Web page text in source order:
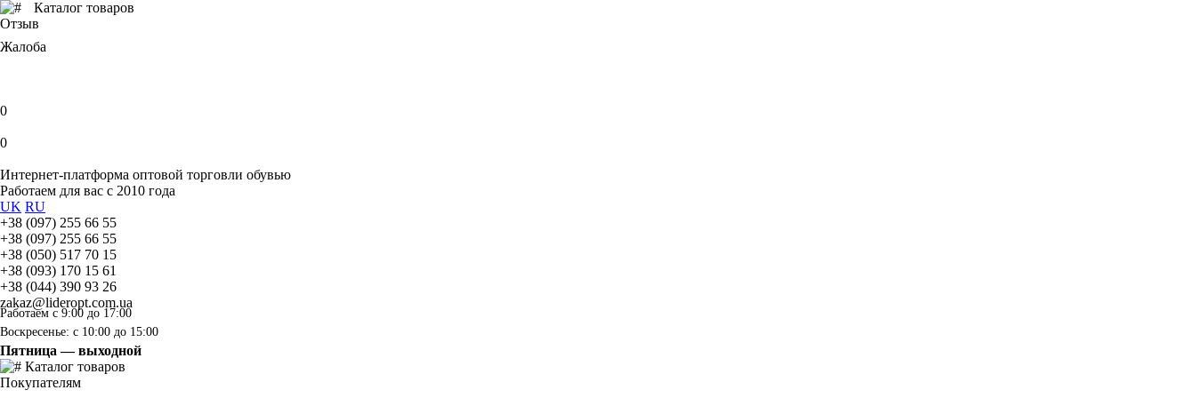
Каталог товаров
Отзыв
Жалоба
0
0
Интернет-платформа оптовой торговли обувью
Работаем для вас с 2010 года
UK RU
+38 (097) 255 66 55
+38 (097) 255 66 55
+38 (050) 517 70 15
+38 (093) 170 15 61
+38 (044) 390 93 26
zakaz@lideropt.com.ua
Работаем с 9:00 до 17:00
Воскресенье: с 10:00 до 15:00
Пятница — выходной
Каталог товаров
Покупателям